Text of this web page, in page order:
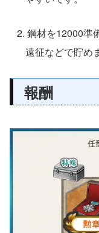
鋼材を12000準
遠征などで貯め
報酬